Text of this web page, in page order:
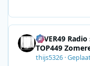
4EVER49
TOP449
thijs5326 ·